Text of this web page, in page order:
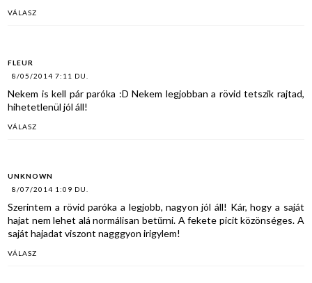
VÁLASZ
FLEUR
8/05/2014 7:11 DU.
Nekem is kell pár paróka :D Nekem legjobban a rövid tetszik rajtad,
hihetetlenül jól áll!
VÁLASZ
UNKNOWN
8/07/2014 1:09 DU.
Szerintem a rövid paróka a legjobb, nagyon jól áll! Kár, hogy a saját
hajat nem lehet alá normálisan betűrni. A fekete picit közönséges. A
saját hajadat viszont nagggyon irigylem!
VÁLASZ